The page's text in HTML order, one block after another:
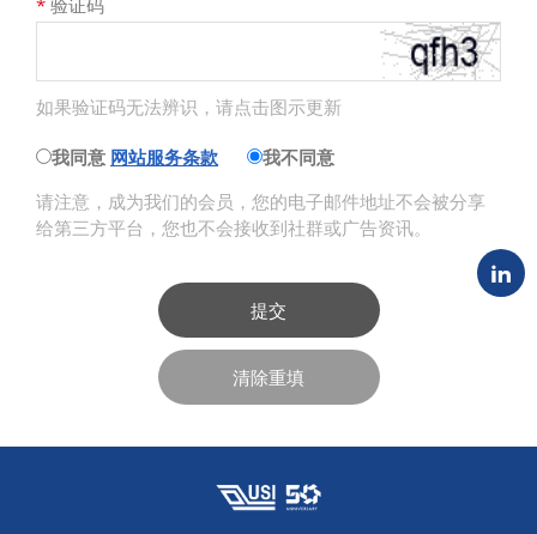
* 验证码
如果验证码无法辨识，请点击图示更新
我同意 网站服务条款
我不同意
请注意，成为我们的会员，您的电子邮件地址不会被分享
给第三方平台，您也不会接收到社群或广告资讯。
提交
清除重填